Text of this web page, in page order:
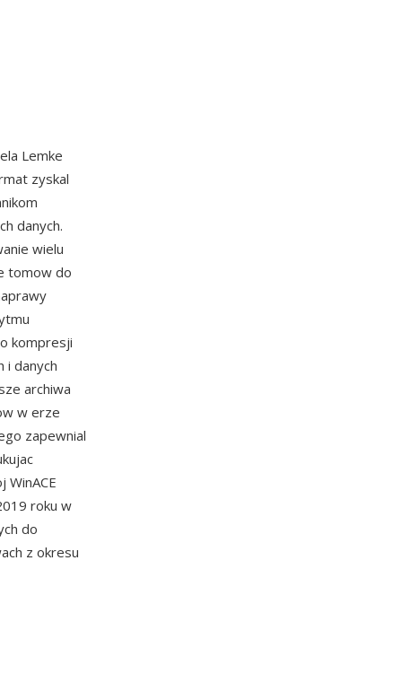
Lemke
zyskal
danych.
wielu
tomow do
kompresji
i danych
archiwa
w erze
zapewnial
WinACE
roku w
do
z okresu